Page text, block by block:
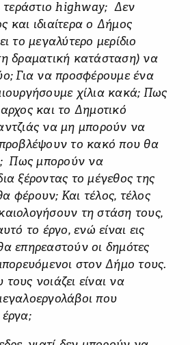
τεράστιο highway; Δεν
και ιδιαίτερα ο Δήμος
το μεγαλύτερο μερίδιο
δραματική κατάσταση) να
Για να προσφέρουμε ένα
χίλια κακά; Πως
και το Δημοτικό
να μη μπορούν να
το κακό που θα
Πως μπορούν να
ξέροντας το μέγεθος της
φέρουν; Και τέλος, τέλος
τη στάση τους,
το έργο, ενώ είναι εις
επηρεαστούν οι δημότες
στον Δήμο τους.
νοιάζει είναι να
που